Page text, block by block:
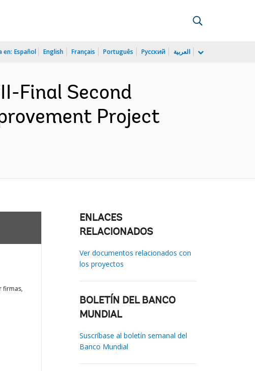
en: Español English Français Português Русский العربية
Final Second
Project
firmas,
ENLACES
RELACIONADOS
Ver documentos relacionados con
los proyectos
BOLETÍN DEL BANCO
MUNDIAL
Suscríbase al boletín semanal del
Banco Mundial